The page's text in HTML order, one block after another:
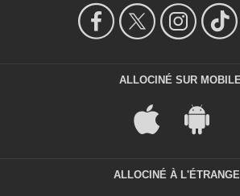
ALLOCINÉ SUR
ALLOCINÉ À